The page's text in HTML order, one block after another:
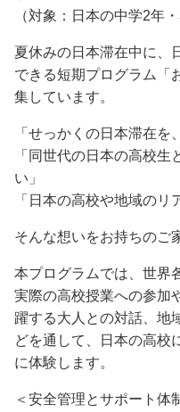
（対象：日本の中学2年
夏休みの日本滞在中に、
できる短期プログラム「
集しています。
「せっかくの日本滞在を
「同世代の日本の高校
い」
「日本の高校や地域のリ
そんな想いをお持ちのご
本プログラムでは、世界
実際の高校授業への参加
躍する大人との対話、地
どを通して、日本の高校
に体験します。
＜安全管理とサポート体